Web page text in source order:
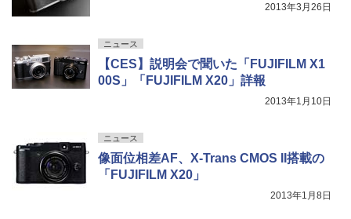
2013年3月26日
ニュース
【CES】説明会で聞いた「FUJIFILM X1
00S」「FUJIFILM X20」詳報
2013年1月10日
ニュース
像面位相差AF、X-Trans CMOS II搭載の
「FUJIFILM X20」
2013年1月8日